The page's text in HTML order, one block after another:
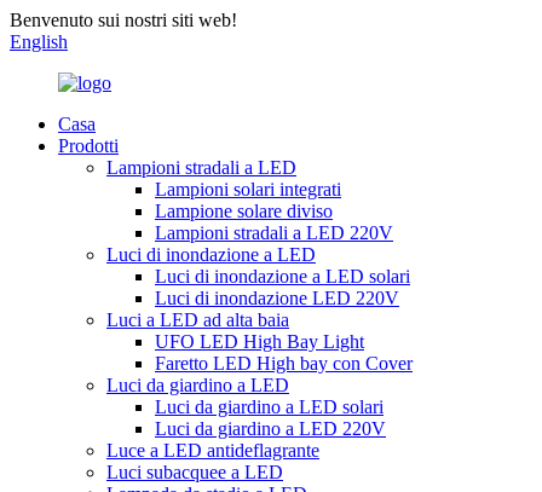
Benvenuto sui nostri siti web!
English
Casa
Prodotti
Lampioni stradali a LED
Lampioni solari integrati
Lampione solare diviso
Lampioni stradali a LED 220V
Luci di inondazione a LED
Luci di inondazione a LED solari
Luci di inondazione LED 220V
Luci a LED ad alta baia
UFO LED High Bay Light
Faretto LED High bay con Cover
Luci da giardino a LED
Luci da giardino a LED solari
Luci da giardino a LED 220V
Luce a LED antideflagrante
Luci subacquee a LED